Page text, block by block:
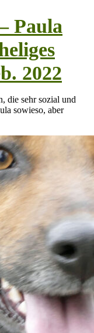
Paula
2022
die sehr sozial und
sowieso, aber